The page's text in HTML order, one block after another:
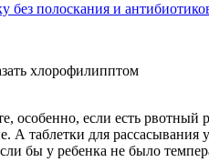
без полоскания и
хлорофилипптом
особенно, если есть рвотный
А таблетки для рассасывания
бы у ребенка не было